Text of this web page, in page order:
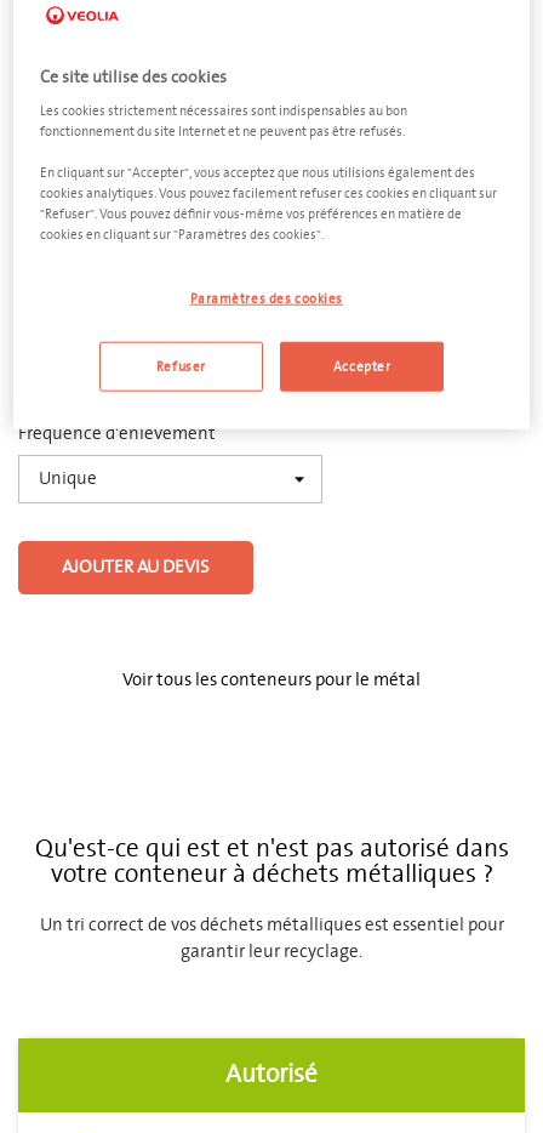
Métal
Conteneur ouvert 10 m³
+
Fréquence d'enlèvement
AJOUTER AU DEVIS
Voir tous les conteneurs pour le métal
Qu'est-ce qui est et n'est pas autorisé dans
votre conteneur à déchets métalliques ?
Un tri correct de vos déchets métalliques est essentiel pour
garantir leur recyclage.
Autorisé
Ce site utilise des cookies
Les cookies strictement nécessaires sont indispensables au bon
fonctionnement du site Internet et ne peuvent pas être refusés.
En cliquant sur "Accepter", vous acceptez que nous utilisions également des
cookies analytiques. Vous pouvez facilement refuser ces cookies en cliquant sur
"Refuser". Vous pouvez définir vous-même vos préférences en matière de
cookies en cliquant sur "Paramètres des cookies".
Paramètres des cookies
Refuser Accepter